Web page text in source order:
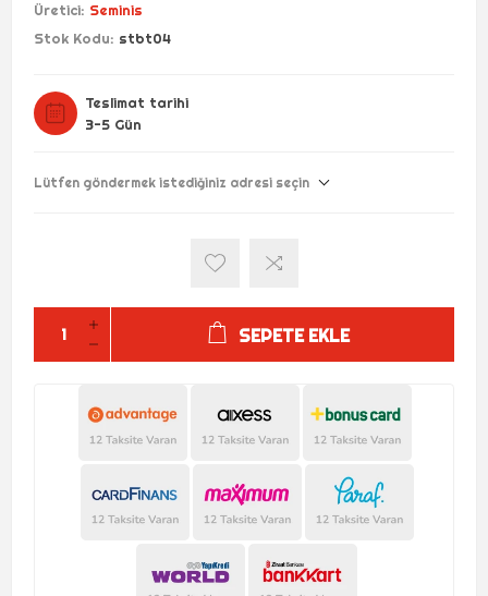
Üretici: Seminis
Stok Kodu: stbt04
Teslimat tarihi
3-5 Gün
Lütfen göndermek istediğiniz adresi seçin
SEPETE EKLE